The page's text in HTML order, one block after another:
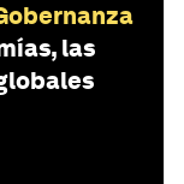
las